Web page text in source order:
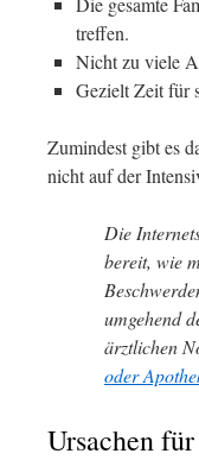
treffen.
Nicht zu viele
Gezielt Zeit für
Zumindest gibt es
nicht auf der
Die
bereit, wie
umgehend
ärztlichen
oder
Ursachen